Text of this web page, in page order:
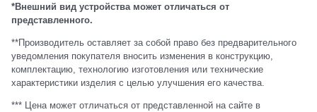
*Внешний вид устройства может отличаться от
представленного.
**Производитель оставляет за собой право без предварительного
уведомления покупателя вносить изменения в конструкцию,
комплектацию, технологию изготовления или технические
характеристики изделия с целью улучшения его качества.
*** Цена может отличаться от представленной на сайте в